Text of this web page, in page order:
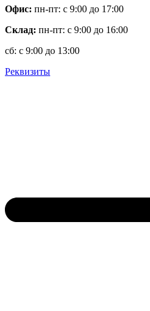
Офис: пн-пт: с 9:00 до 17:00
Склад: пн-пт: с 9:00 до 16:00
сб: с 9:00 до 13:00
Реквизиты